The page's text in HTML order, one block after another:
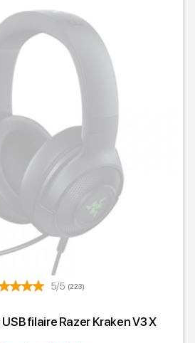
5/5 (223)
filaire Razer Kraken V3 X